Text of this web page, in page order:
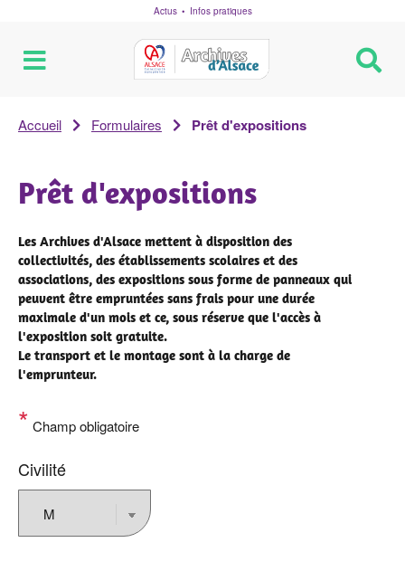
Actus Infos pratiques
Accueil Formulaires Prêt d'expositions
Prêt d'expositions
Les Archives d'Alsace mettent à disposition des
collectivités, des établissements scolaires et des
associations, des expositions sous forme de panneaux qui
peuvent être empruntées sans frais pour une durée
maximale d'un mois et ce, sous réserve que l'accès à
l'exposition soit gratuite.
Le transport et le montage sont à la charge de
l'emprunteur.
Champ obligatoire
Civilité